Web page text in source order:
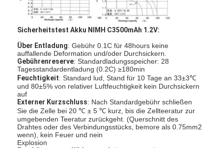
Nachrichten
Jetzt Chatten
Batterie des Lithiums lifepo4
Lithiumionenakkus
Lithium-Polymer-Akku
Energieakkumulatoren
Sicherheitstest Akku NIMH C3500mAh 1.2V:
Über Entladung: Gebühr 0.1C für 48hours keine
auffallende Deformation und/oder Durchsickern.
Gebührenreserve: Standardladungsspeicher: 28
Tagesstandardentladung (0.2C) ≥180min
Feuchtigkeit: Standard lud, Stand für 10 Tage an 33±3℃
und 80±5% von relativer Luftfeuchtigkeit kein Durchsickern
auf
Externer Kurzschluss: Nach Standardgebühr schließen
Sie die Zelle bei 20 ℃ ± 5 ℃ kurz, bis die Zellteeratur zur
umgebenden Teeratur zurückgeht. (Querschnitt des
Drahtes oder des Verbindungsstücks, bemore als 0.75mm2
wenn), kein Feuer und nein
Explosion